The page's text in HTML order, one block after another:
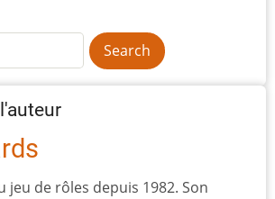
jeu de rôles depuis 1982. Son